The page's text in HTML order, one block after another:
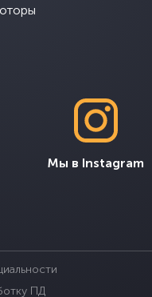
Мы в Instagram
ПД